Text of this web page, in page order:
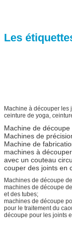
Les
Machine à découper les
ceinture de yoga,
Machine de
Machines de
Machine de
machines à
avec un couteau
couper des joints en
Machines de découpe
machines de découpe
et des tubes;
machines de découpe
pour le traitement du
découpe pour les joints